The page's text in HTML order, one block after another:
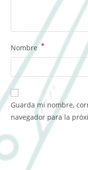
Nombre *
Guarda mi nombre,
navegador para la